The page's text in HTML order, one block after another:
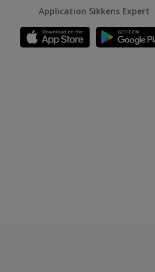
Application Sikkens Expert